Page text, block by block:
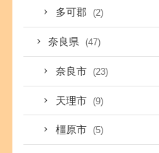
多可郡 (2)
奈良県 (47)
奈良市 (23)
天理市 (9)
橿原市 (5)